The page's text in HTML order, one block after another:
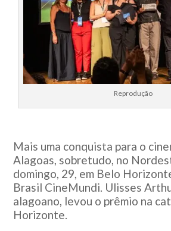
Reprodução
Mais uma conquista para o
Alagoas, sobretudo, no
domingo, 29, em Belo
Brasil CineMundi. Ulisses
alagoano, levou o prêmio na
Horizonte.